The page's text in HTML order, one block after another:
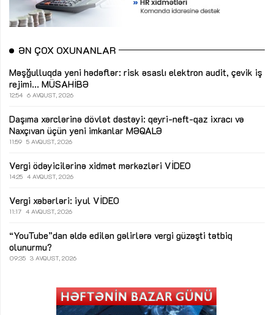
ƏN ÇOX OXUNANLAR
Məşğulluqda yeni hədəflər: risk əsaslı elektron audit, çevik iş
rejimi... MÜSAHİBƏ
12:54 6 AVQUST, 2026
Daşıma xərclərinə dövlət dəstəyi: qeyri-neft-qaz ixracı və
Naxçıvan üçün yeni imkanlar MƏQALƏ
11:59 5 AVQUST, 2026
Vergi ödəyicilərinə xidmət mərkəzləri VİDEO
14:25 4 AVQUST, 2026
Vergi xəbərləri: iyul VİDEO
11:17 4 AVQUST, 2026
“YouTube”dan əldə edilən gəlirlərə vergi güzəşti tətbiq
olunurmu?
09:35 3 AVQUST, 2026